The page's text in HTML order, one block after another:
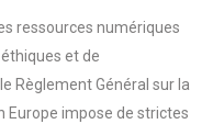
ressources numériques
et de
Règlement Général sur la
Europe impose de strictes